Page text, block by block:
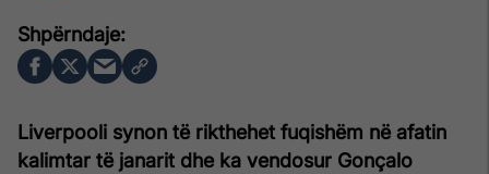
Liverpooli synon të rikthehet fuqishëm në afatin
kalimtar të janarit dhe ka vendosur Gonçalo